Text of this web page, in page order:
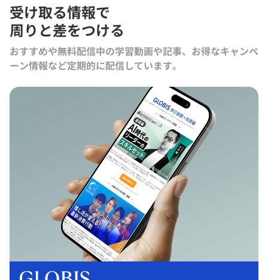
受け取る情報で
周りと差をつける
おすすめや無料配信中の学習動画や記事、お得なキャンペ
ーン情報など定期的に配信しています。